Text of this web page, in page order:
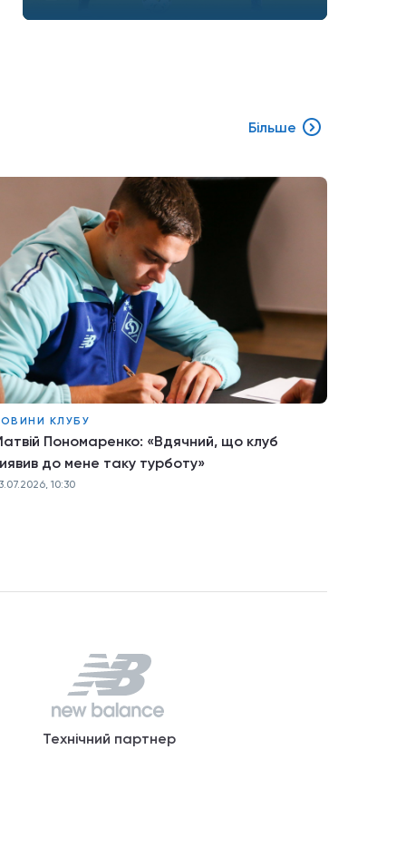
Більше
КЛУБУ
Пономаренко: «Вдячний, що клуб
до мене таку турботу»
10:30
Технічний партнер